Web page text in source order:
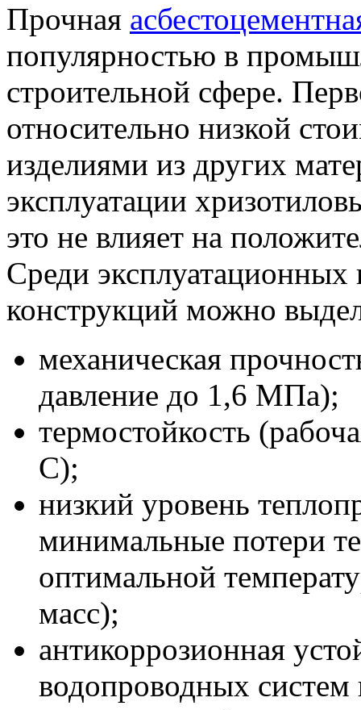
Прочная
популярностью в
строительной сфере.
относительно низкой
изделиями из других
эксплуатации
это не влияет на
Среди
конструкций можно
механическая
давление до 1,6 МПа);
термостойкость
С);
низкий уровень
минимальные потери
оптимальной
масс);
антикоррозионная
водопроводных систем